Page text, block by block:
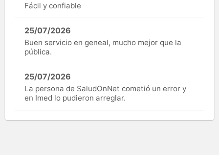
Fácil y confiable
25/07/2026
Buen servicio en geneal, mucho mejor que la
pública.
25/07/2026
La persona de SaludOnNet cometió un error y
en Imed lo pudieron arreglar.